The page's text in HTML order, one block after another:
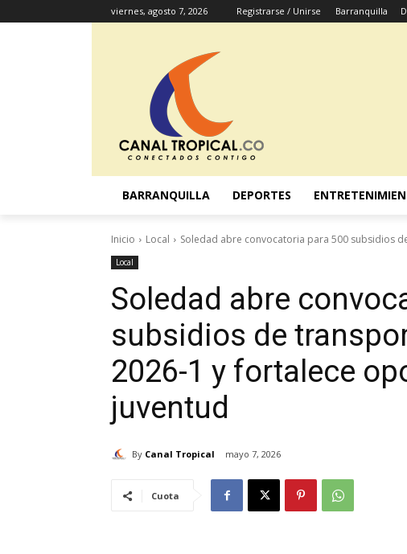
viernes, agosto 7, 2026 Registrarse / Unirse Barranquilla
BARRANQUILLA DEPORTES
Inicio Local Soledad abre convocatoria para 500 subsidios
Local
Soledad abre
subsidios de
2026-1 y fortalece
juventud
By Canal Tropical mayo 7, 2026
Cuota